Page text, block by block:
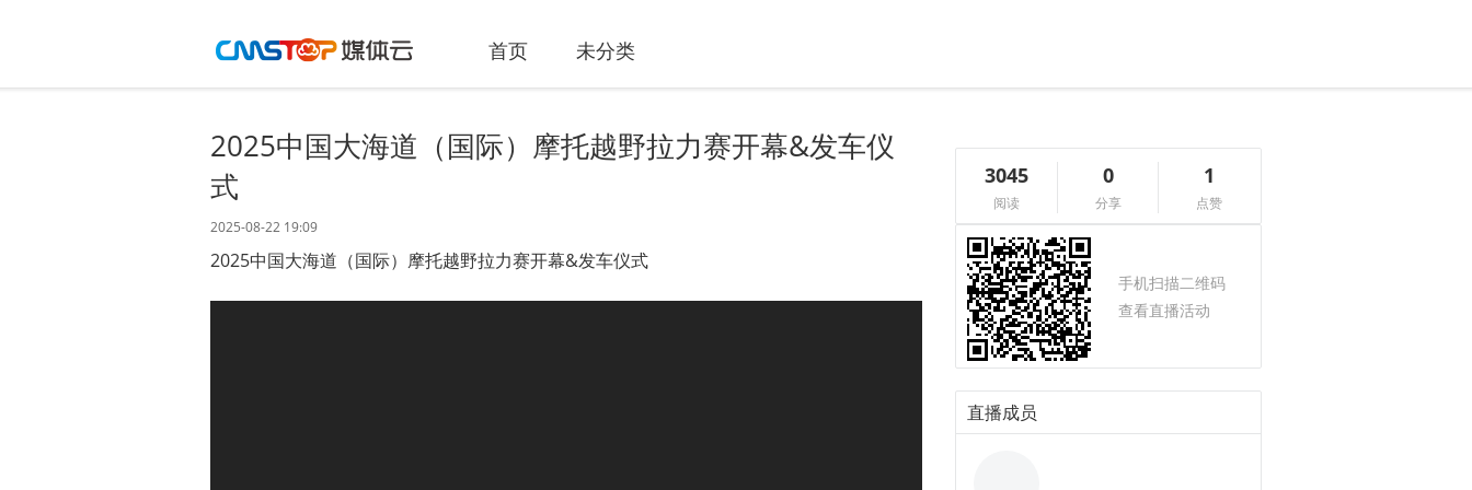
首页 未分类
3045
阅读
0
分享
1
点赞
手机扫描二维码
查看直播活动
直播成员
2025中国大海道（国际）摩托越野拉力赛开幕&发车仪
式
2025-08-22 19:09
2025中国大海道（国际）摩托越野拉力赛开幕&发车仪式